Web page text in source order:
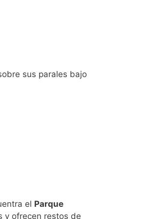
sus parales bajo
el Parque
y ofrecen restos de